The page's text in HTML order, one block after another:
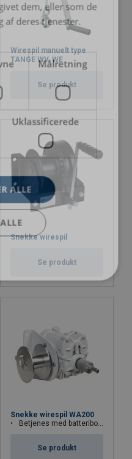
Wirespil manuelt type
TANGE WV, WE
Se produkt
Snekke wirespil
Se produkt
Snekke wirespil WA200
Betjenes med batteriboremaskine
Se produkt
dem, eller som de
af deres tjenester.
Målretning
Uklassificerede
ALLE